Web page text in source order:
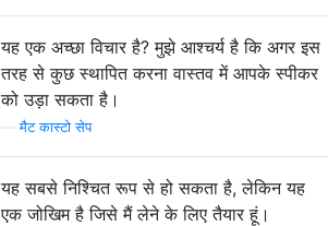
यह एक अच्छा विचार है? मुझे आश्चर्य है कि अगर इस
तरह से कुछ स्थापित करना वास्तव में आपके स्पीकर
को उड़ा सकता है।
—मैट कास्टो सेप
यह सबसे निश्चित रूप से हो सकता है, लेकिन यह
एक जोखिम है जिसे मैं लेने के लिए तैयार हूं।